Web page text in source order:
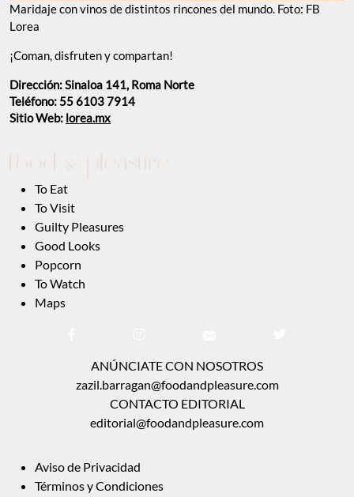
Maridaje con vinos de distintos rincones del mundo. Foto: FB
Lorea
¡Coman, disfruten y compartan!
Dirección: Sinaloa 141, Roma Norte
Teléfono: 55 6103 7914
Sitio Web: lorea.mx
To Eat
To Visit
Guilty Pleasures
Good Looks
Popcorn
To Watch
Maps
ANÚNCIATE CON NOSOTROS
zazil.barragan@foodandpleasure.com
CONTACTO EDITORIAL
editorial@foodandpleasure.com
Aviso de Privacidad
Términos y Condiciones